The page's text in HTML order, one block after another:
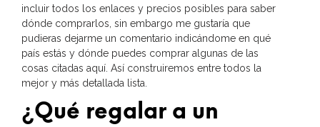
incluir todos los enlaces y precios posibles para saber
dónde comprarlos, sin embargo me gustaría que
pudieras dejarme un comentario indicándome en qué
país estás y dónde puedes comprar algunas de las
cosas citadas aquí. Así construiremos entre todos la
mejor y más detallada lista.
¿Qué regalar a un